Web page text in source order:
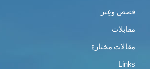
قصص وعِبر
مقابلات
مقالات مختارة
Links